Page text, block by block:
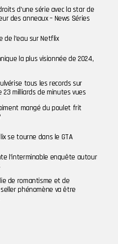
d’une série avec la star de
des anneaux – News Séries
de l’eau sur Netflix
la plus visionnée de 2024,
tous les records sur
23 milliards de minutes vues
mangé du poulet frit
se tourne dans le GTA
l’interminable enquête autour
de romantisme et de
phénomène va être